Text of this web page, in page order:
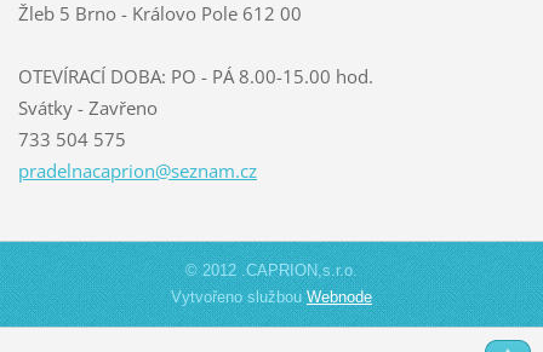
Žleb 5 Brno - Královo Pole 612 00
OTEVÍRACÍ DOBA: PO - PÁ 8.00-15.00 hod.
Svátky - Zavřeno
733 504 575
pradelnacaprion@seznam.cz
© 2012 .CAPRION,s.r.o.
Vytvořeno službouWebnode